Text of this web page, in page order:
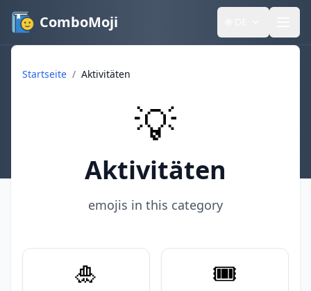
ComboMoji
Startseite / Aktivitäten
💡
Aktivitäten
emojis in this category
🎍 🎟️